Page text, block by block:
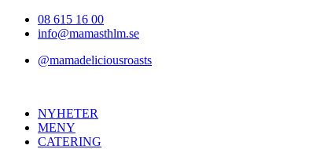
Hoppa08 615 16 00
info@mamasthlm.se
@mamadeliciousroasts
NYHETER
MENY
CATERING